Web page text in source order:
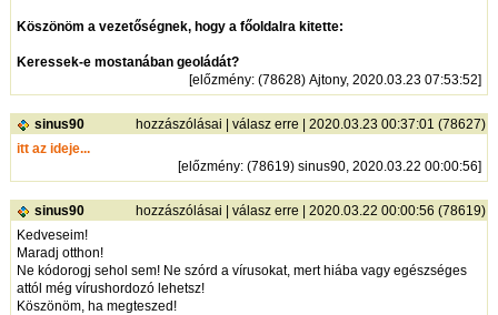
Köszönöm a vezetőségnek, hogy a főoldalra kitette:
Keressek-e mostanában geoládát?
[előzmény: (78628) Ajtony, 2020.03.23 07:53:52]
sinus90 hozzászólásai |válasz erre | 2020.03.23 00:37:01 (78627)
itt az ideje...
[előzmény: (78619) sinus90, 2020.03.22 00:00:56]
sinus90 hozzászólásai |válasz erre | 2020.03.22 00:00:56 (78619)
Kedveseim!
Maradj otthon!
Ne kódorogj sehol sem! Ne szórd a vírusokat, mert hiába vagy egészséges
attól még vírushordozó lehetsz!
Köszönöm, ha megteszed!